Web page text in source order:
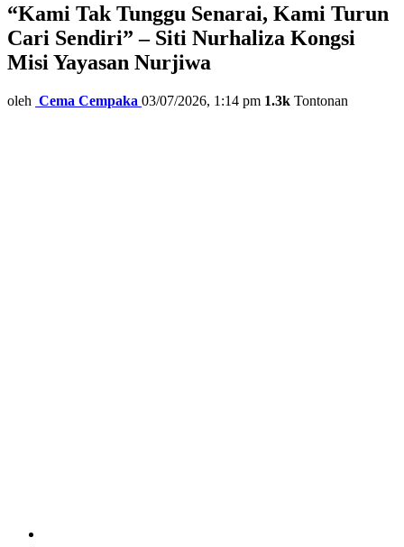
“Kami Tak Tunggu Senarai, Kami Turun
Cari Sendiri” – Siti Nurhaliza Kongsi
Misi Yayasan Nurjiwa
oleh Cema Cempaka 03/07/2026, 1:14 pm 1.3k Tontonan